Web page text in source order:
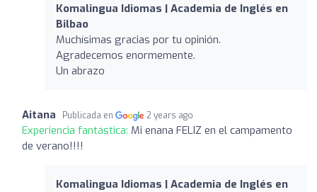
Komalingua Idiomas | Academia de Inglés en
Bilbao
Muchísimas gracias por tu opinión.
Agradecemos enormemente.
Un abrazo
Aitana Publicada en 2 years ago
Experiencia fantástica: Mi enana FELIZ en el campamento
de verano!!!!
Komalingua Idiomas | Academia de Inglés en